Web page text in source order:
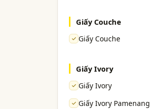
Giấy Couche
Giấy Couche
Giấy Ivory
Giấy Ivory
Giấy Ivory Pamenang